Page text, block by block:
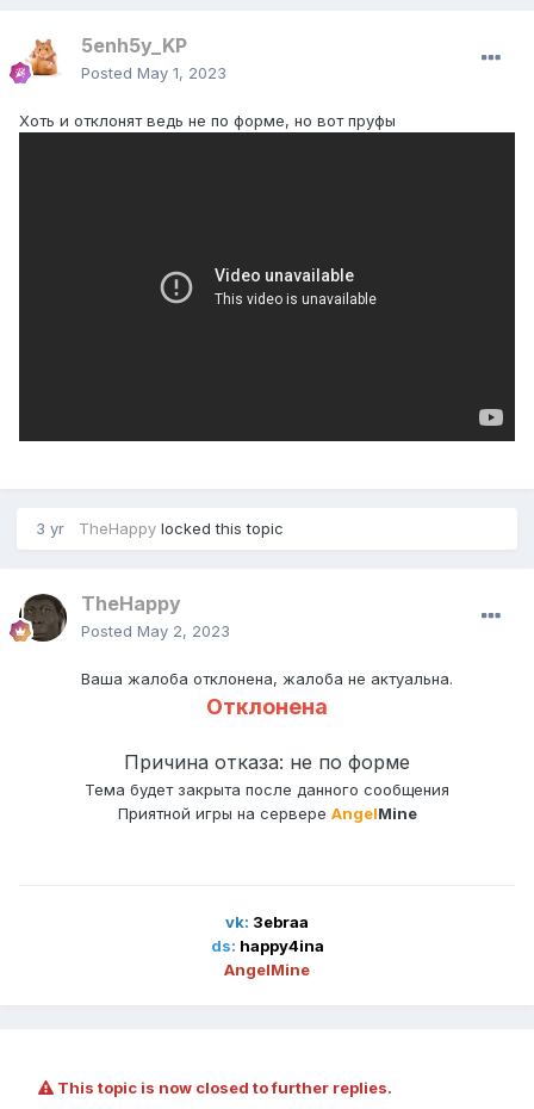
5enh5y_KP
Posted May 1, 2023
Хоть и отклонят ведь не по форме, но вот пруфы
3 yr TheHappy locked this topic
TheHappy
Posted May 2, 2023
Ваша жалоба отклонена, жалоба не актуальна.
Отклонена
Причина отказа: не по форме
Тема будет закрыта после данного сообщения
Приятной игры на сервере AngelMine
vk: 3ebraa
ds: happy4ina
AngelMine
This topic is now closed to further replies.